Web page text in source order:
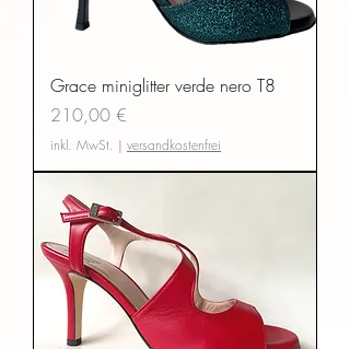
Grace miniglitter verde nero T8
Preis
210,00 €
inkl. MwSt. | versandkostenfrei